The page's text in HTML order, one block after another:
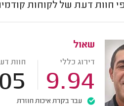
חוות דעת של לקוחות
שאול
דירוג כללי
9.94
חוות
עבר בקרת איכות חוזרת